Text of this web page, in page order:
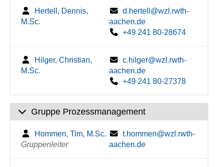
Hertell, Dennis,
M.Sc.
d.hertell@wzl.rwth-
aachen.de
+49 241 80-28674
Hilger, Christian,
M.Sc.
c.hilger@wzl.rwth-
aachen.de
+49 241 80-27378
Gruppe Prozessmanagement
Hommen, Tim, M.Sc.
Gruppenleiter
t.hommen@wzl.rwth-
aachen.de